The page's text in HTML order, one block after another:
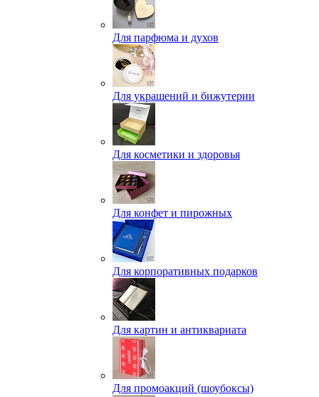
Для парфюма и духов
Для украшений и бижутерии
Для косметики и здоровья
Для конфет и пирожных
Для корпоративных подарков
Для картин и антиквариата
Для промоакций (шоубоксы)